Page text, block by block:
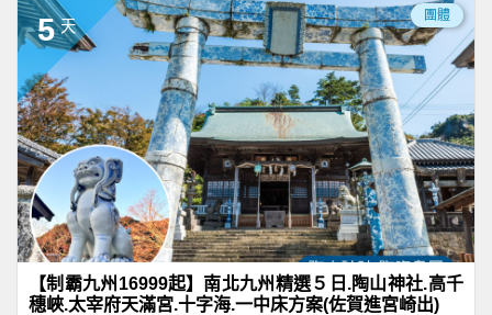
5 天
團體
【制霸九州16999起】南北九州精選５日.陶山神社.高千
穗峽.太宰府天滿宮.十字海.一中床方案(佐賀進宮崎出)